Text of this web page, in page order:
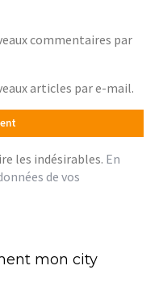
commentaires par
articles par e-mail.
les indésirables. En
de vos
mon city